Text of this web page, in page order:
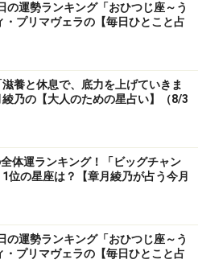
の運勢ランキング「おひつじ座～う
・プリマヴェラの【毎日ひとこと占
養と休息で、底力を上げていきま
綾乃の【大人のための星占い】（8/3
体運ランキング！「ビッグチャン
位の星座は？【章月綾乃が占う今月
の運勢ランキング「おひつじ座～う
・プリマヴェラの【毎日ひとこと占